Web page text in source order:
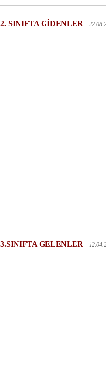
2. SINIFTA GİDENLER
3.SINIFTA GELENLER